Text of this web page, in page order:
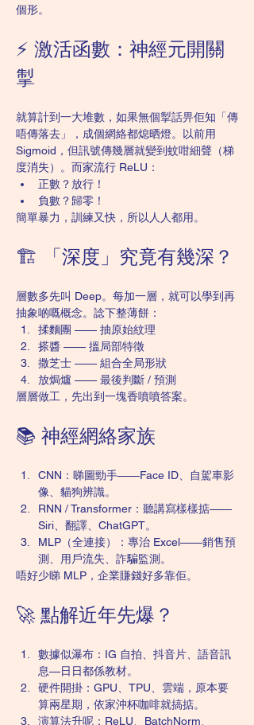
個形。
⚡ 激活函數：神經元開關
掣
就算計到一大堆數，如果無個掣話畀佢知「傳
唔傳落去」，成個網絡都熄晒燈。以前用
Sigmoid，但訊號傳幾層就變到蚊咁細聲（梯
度消失）。而家流行 ReLU：
正數？放行！
負數？歸零！
簡單暴力，訓練又快，所以人人都用。
🏗️ 「深度」究竟有幾深？
層數多先叫 Deep。每加一層，就可以學到再
抽象啲嘅概念。諗下整薄餅：
揉麵團 —— 抽原始紋理
搽醬 —— 搵局部特徵
撒芝士 —— 組合全局形狀
放焗爐 —— 最後判斷 / 預測
層層做工，先出到一塊香噴噴答案。
📚 神經網絡家族
CNN：睇圖勁手——Face ID、自駕車影
像、貓狗辨識。
RNN / Transformer：聽講寫樣樣掂——
Siri、翻譯、ChatGPT。
MLP（全連接）：專治 Excel——銷售預
測、用戶流失、詐騙監測。
唔好少睇 MLP，企業賺錢好多靠佢。
🚀 點解近年先爆？
數據似瀑布：IG 自拍、抖音片、語音訊
息—日日都係教材。
硬件開掛：GPU、TPU、雲端，原本要
算兩星期，依家沖杯咖啡就搞掂。
演算法升呢：ReLU、BatchNorm、